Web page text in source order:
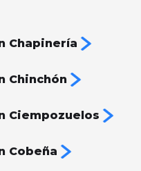
Chapinería
Chinchón
Ciempozuelos
Cobeña